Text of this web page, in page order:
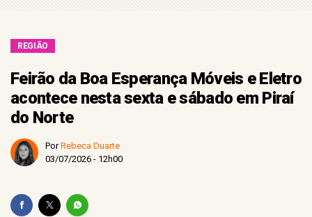
REGIÃO
Feirão da Boa Esperança Móveis e Eletro
acontece nesta sexta e sábado em Piraí
do Norte
PorRebeca Duarte
03/07/2026 - 12h00